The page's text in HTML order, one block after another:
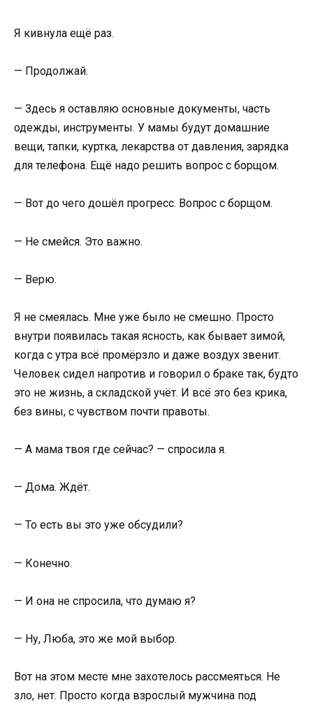
Я кивнула ещё раз.
— Продолжай.
— Здесь я оставляю основные документы, часть
одежды, инструменты. У мамы будут домашние
вещи, тапки, куртка, лекарства от давления, зарядка
для телефона. Ещё надо решить вопрос с борщом.
— Вот до чего дошёл прогресс. Вопрос с борщом.
— Не смейся. Это важно.
— Верю.
Я не смеялась. Мне уже было не смешно. Просто
внутри появилась такая ясность, как бывает зимой,
когда с утра всё промёрзло и даже воздух звенит.
Человек сидел напротив и говорил о браке так, будто
это не жизнь, а складской учёт. И всё это без крика,
без вины, с чувством почти правоты.
— А мама твоя где сейчас? — спросила я.
— Дома. Ждёт.
— То есть вы это уже обсудили?
— Конечно.
— И она не спросила, что думаю я?
— Ну, Люба, это же мой выбор.
Вот на этом месте мне захотелось рассмеяться. Не
зло, нет. Просто когда взрослый мужчина под